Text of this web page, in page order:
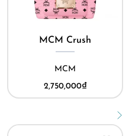
MCM Crush
MCM
2,750,000₫